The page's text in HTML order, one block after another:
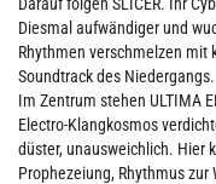
Diesmal aufwändiger und
Rhythmen verschmelzen mit
Soundtrack des Niedergangs.
Im Zentrum stehen ULTIMA
Electro-Klangkosmos
düster, unausweichlich. Hier
Prophezeiung, Rhythmus zur